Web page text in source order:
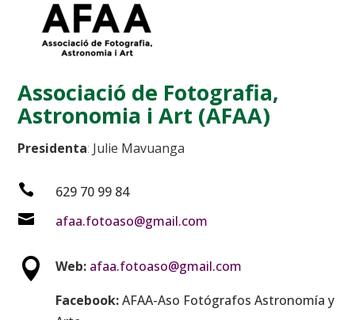
Associació de Fotografia,
Astronomia i Art (AFAA)
Presidenta: Julie Mavuanga
 629 70 99 84
 afaa.fotoaso@gmail.com
 Web: afaa.fotoaso@gmail.com
Facebook:AFAA-Aso Fotógrafos Astronomía y